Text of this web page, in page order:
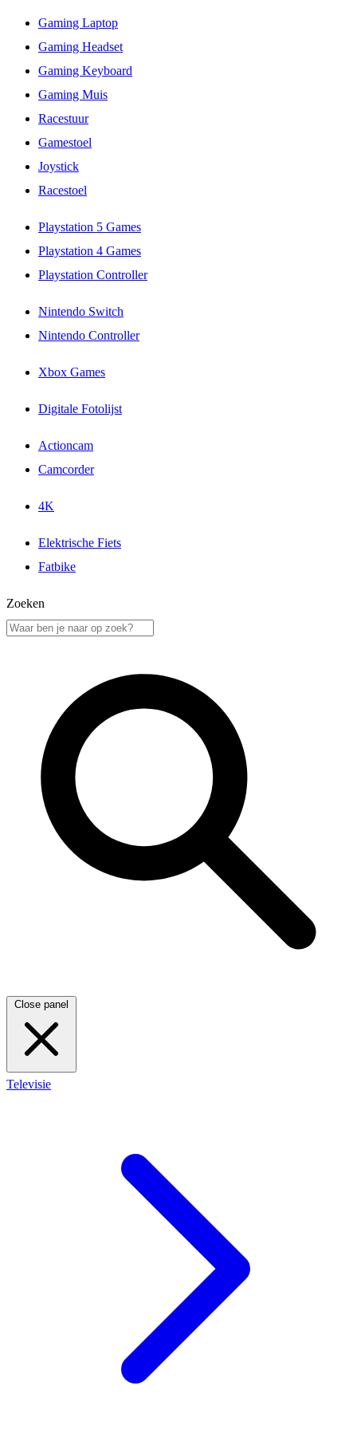
Gaming Laptop
Gaming Headset
Gaming Keyboard
Gaming Muis
Racestuur
Gamestoel
Joystick
Racestoel
Playstation 5 Games
Playstation 4 Games
Playstation Controller
Nintendo Switch
Nintendo Controller
Xbox Games
Digitale Fotolijst
Actioncam
Camcorder
4K
Elektrische Fiets
Fatbike
Zoeken
Close panel
Televisie